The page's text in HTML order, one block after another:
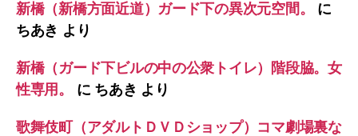
新橋（新橋方面近道）ガード下の異次元空間。
に
ちあき より
新橋（ガード下ビルの中の公衆トイレ）階段脇。女
性専用。
に ちあき より
歌舞伎町（アダルトＤＶＤショップ）コマ劇場裏な